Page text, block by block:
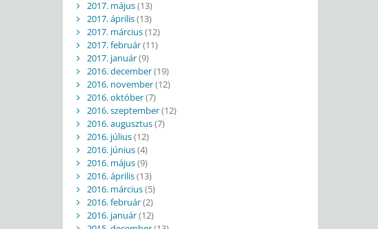
2017. május(13)
2017. április(13)
2017. március(12)
2017. február(11)
2017. január(9)
2016. december(19)
2016. november(12)
2016. október(7)
2016. szeptember(12)
2016. augusztus(7)
2016. július(12)
2016. június(4)
2016. május(9)
2016. április(13)
2016. március(5)
2016. február(2)
2016. január(12)